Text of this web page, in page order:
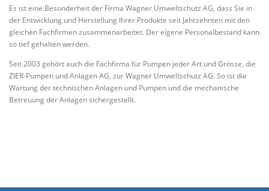
Es ist eine Besonderheit der Firma Wagner Umweltschutz AG, dass Sie in
der Entwicklung und Herstellung Ihrer Produkte seit Jahrzehnten mit den
gleichen Fachfirmen zusammenarbeitet. Der eigene Personalbestand kann
so tief gehalten werden.
Seit 2003 gehört auch die Fachfirma für Pumpen jeder Art und Grösse, die
ZIER-Pumpen und Anlagen AG, zur Wagner Umweltschutz AG. So ist die
Wartung der technischen Anlagen und Pumpen und die mechanische
Betreuung der Anlagen sichergestellt.